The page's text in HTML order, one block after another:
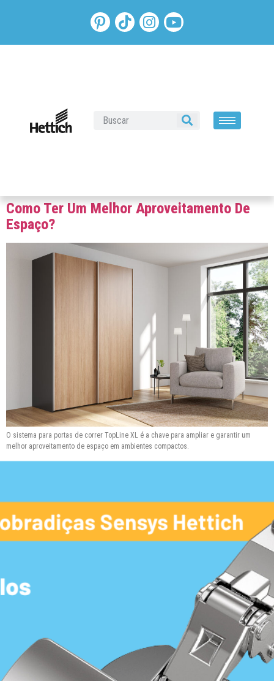
Como Ter Um Melhor Aproveitamento De
Espaço?
O sistema para portas de correr TopLine XL é a chave para ampliar e garantir um
melhor aproveitamento de espaço em ambientes compactos.